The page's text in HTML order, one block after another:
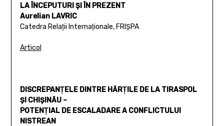
LA ÎNCEPUTURI ŞI ÎN PREZENT
Aurelian LAVRIC
Catedra Relaţii Internaţionale, FRIŞPA
Articol
DISCREPANŢELE DINTRE HĂRŢILE DE LA TIRASPOL
ŞI CHIŞINĂU –
POTENŢIAL DE ESCALADARE A CONFLICTULUI
NISTREAN